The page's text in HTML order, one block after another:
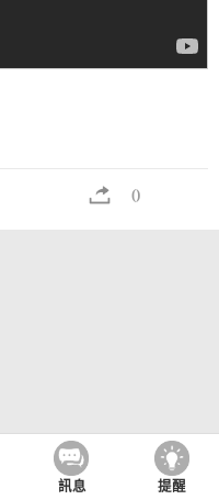
()
訊息 提醒